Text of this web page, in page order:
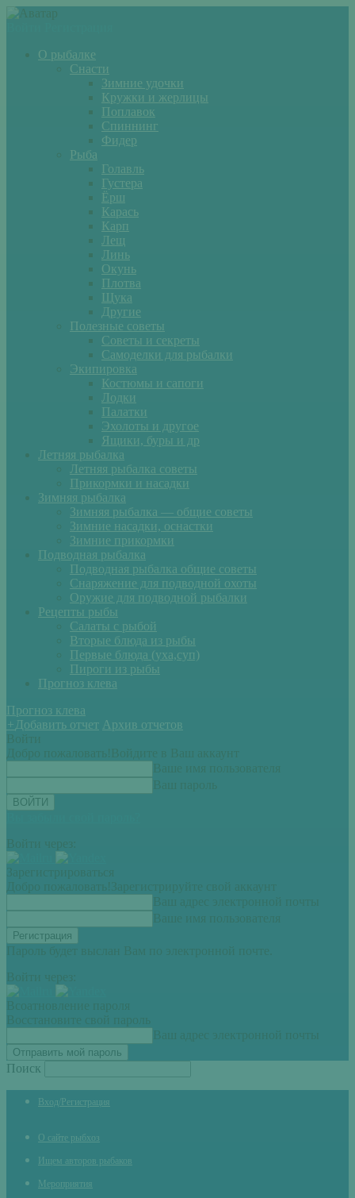
О рыбалке
Снасти
Зимние удочки
Кружки и жерлицы
Поплавок
Спиннинг
Фидер
Рыба
Голавль
Густера
Ёрш
Карась
Карп
Лещ
Линь
Окунь
Плотва
Щука
Другие
Полезные советы
Советы и секреты
Самоделки для рыбалки
Экипировка
Костюмы и сапоги
Лодки
Палатки
Эхолоты и другое
Ящики, буры и др
Летняя рыбалка
Летняя рыбалка советы
Прикормки и насадки
Зимняя рыбалка
Зимняя рыбалка — общие советы
Зимние насадки, оснастки
Зимние прикормки
Подводная рыбалка
Подводная рыбалка общие советы
Снаряжение для подводной охоты
Оружие для подводной рыбалки
Рецепты рыбы
Салаты с рыбой
Вторые блюда из рыбы
Первые блюда (уха,суп)
Пироги из рыбы
Прогноз клева
Прогноз клева
+ Добавить отчет Архив отчетов
Войти
Добро пожаловать! Войдите в Ваш аккаунт
Ваше имя пользователя
Ваш пароль
Войти через:
Зарегистрироваться
Добро пожаловать! Зарегистрируйте свой аккаунт
Ваш адрес электронной почты
Ваше имя пользователя
Пароль будет выслан Вам по электронной почте.
Войти через:
Всоатновление пароля
Восстановите свой пароль
Ваш адрес электронной почты
Поиск
Вход/Регистрация
О сайте рыбхоз
Ищем авторов рыбаков
Мероприятия